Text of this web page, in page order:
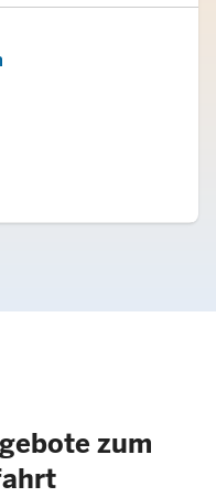
zum